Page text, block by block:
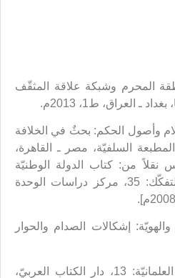
المحرم وشبكة علاقة المثقّف
وأصول الحكم: بحثٌ في الخلافة
في الإسلام: 13، المطبعة السلفيّة، مصر ـ القاهرة،
نقلاً من: كتاب الدولة الوطنيّة
المعاصرة: أزمة الاندماج والتفكّك: 35، مركز دراسات الوحدة
والهويّة: إشكالات الصدام والحوار
([13]) أنور الجنديّ، سقوط العلمانيّة: 13، دار الكتاب العربيّ،